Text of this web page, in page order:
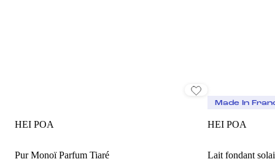
HEI POA
Pur Monoï Parfum Tiaré
Made In
HEI POA
Lait fondant